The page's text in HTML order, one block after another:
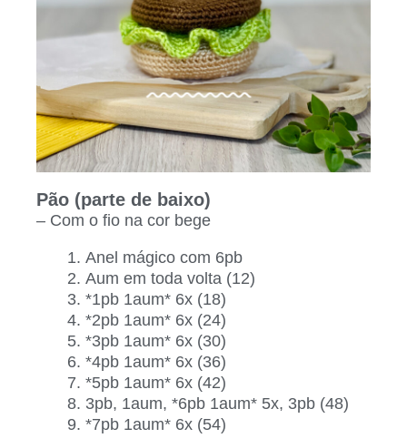
Pão (parte de baixo)
– Com o fio na cor bege
Anel mágico com 6pb
Aum em toda volta (12)
*1pb 1aum* 6x (18)
*2pb 1aum* 6x (24)
*3pb 1aum* 6x (30)
*4pb 1aum* 6x (36)
*5pb 1aum* 6x (42)
3pb, 1aum, *6pb 1aum* 5x, 3pb (48)
*7pb 1aum* 6x (54)